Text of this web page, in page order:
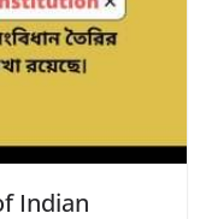
of Indian